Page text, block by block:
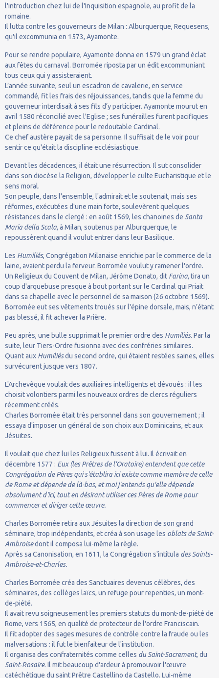
l'introduction chez lui de l'Inquisition espagnole, au profit de la
romaine.
Il lutta contre les gouverneurs de Milan : Alburquerque, Requesens,
qu'il excommunia en 1573, Ayamonte.
Pour se rendre populaire, Ayamonte donna en 1579 un grand éclat
aux fêtes du carnaval. Borromée riposta par un édit excommuniant
tous ceux qui y assisteraient.
L’année suivante, seul un escadron de cavalerie, en service
commandé, fit les frais des réjouissances, tandis que la femme du
gouverneur interdisait à ses fils d’y participer. Ayamonte mourut en
avril 1580 réconcilié avec l'Eglise ; ses funérailles furent pacifiques
et pleins de déférence pour le redoutable Cardinal.
Ce chef austère payait de sa personne. Il suffisait de le voir pour
sentir ce qu'était la discipline ecclésiastique.
Devant les décadences, il était une résurrection. Il sut consolider
dans son diocèse la Religion, développer le culte Eucharistique et le
sens moral.
Son peuple, dans l'ensemble, l'admirait et le soutenait, mais ses
réformes, exécutées d'une main forte, soulevèrent quelques
résistances dans le clergé : en août 1569, les chanoines de Santa
Maria della Scala, à Milan, soutenus par Alburquerque, le
repoussèrent quand il voulut entrer dans leur Basilique.
Les Humiliés, Congrégation Milanaise enrichie par le commerce de la
laine, avaient perdu la ferveur. Borromée voulut y ramener l'ordre.
Un Religieux du Couvent de Milan, Jérôme Donato, dit Farina, tira un
coup d'arquebuse presque à bout portant sur le Cardinal qui Priait
dans sa chapelle avec le personnel de sa maison (26 octobre 1569).
Borromée eut ses vêtements troués sur l'épine dorsale, mais, n’étant
pas blessé, il fit achever la Prière.
Peu après, une bulle supprimait le premier ordre des Humiliés. Par la
suite, leur Tiers-Ordre fusionna avec des confréries similaires.
Quant aux Humiliésdu second ordre, qui étaient restées saines, elles
survécurent jusque vers 1807.
L'Archevêque voulait des auxiliaires intelligents et dévoués : il les
choisit volontiers parmi les nouveaux ordres de clercs réguliers
récemment créés.
Charles Borromée était très personnel dans son gouvernement ; il
essaya d'imposer un général de son choix aux Dominicains, et aux
Jésuites.
Il voulait que chez lui les Religieux fussent à lui. Il écrivait en
décembre 1577 : Eux (les Prêtres de l'Oratoire) entendent que cette
Congrégation de Pères qui s'établira ici existe comme membre de celle
de Rome et dépende de là-bas, et moi j'entends qu'elle dépende
absolument d'ici, tout en désirant utiliser ces Pères de Rome pour
commencer et diriger cette œuvre.
Charles Borromée retira aux Jésuites la direction de son grand
séminaire, trop indépendants, et créa à son usage les oblats de Saint-
Ambroisedont il composa lui-même la règle.
Après sa Canonisation, en 1611, la Congrégation s'intitula des Saints-
Ambroise-et-Charles.
Charles Borromée créa des Sanctuaires devenus célèbres, des
séminaires, des collèges laïcs, un refuge pour repenties, un mont-
de-piété.
Il avait revu soigneusement les premiers statuts du mont-de-piété de
Rome, vers 1565, en qualité de protecteur de l'ordre Franciscain.
Il fit adopter des sages mesures de contrôle contre la fraude ou les
malversations : il fut le bienfaiteur de l'institution.
Il organisa des confraternités comme celles du Saint-Sacrement, du
Saint-Rosaire. Il mit beaucoup d'ardeur à promouvoir l'œuvre
catéchétique du saint Prêtre Castellino da Castello. Lui-même